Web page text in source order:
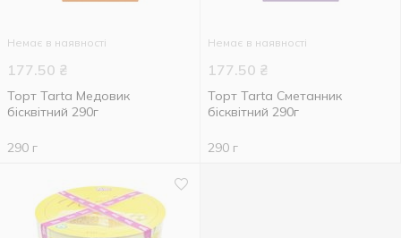
Немає в наявності
177.50 ₴
Торт Tarta Медовик
бісквітний 290г
290 г
Немає в наявності
177.50 ₴
Торт Tarta Сметанник
бісквітний 290г
290 г